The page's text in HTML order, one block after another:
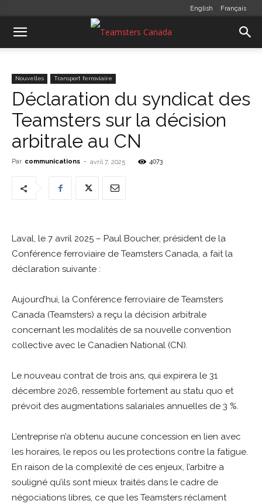
English Français
Nouvelles Transport ferroviaire
Déclaration du syndicat des
Teamsters sur la décision
arbitrale au CN
Par communications - avril 7, 2025 4073
Laval, le 7 avril 2025 – Paul Boucher, président de la
Conférence ferroviaire de Teamsters Canada, a fait la
déclaration suivante :
Aujourd’hui, la Conférence ferroviaire de Teamsters
Canada (Teamsters) a reçu la décision arbitrale
concernant les modalités de sa nouvelle convention
collective avec le Canadien National (CN).
Le nouveau contrat de trois ans, qui expirera le 31
décembre 2026, ressemble fortement au statu quo et
prévoit des augmentations salariales annuelles de 3 %.
L’entreprise n’a obtenu aucune concession en lien avec
les horaires, le repos ou les protections contre la fatigue.
En raison de la complexité de ces enjeux, l’arbitre a
souligné qu’ils sont mieux traités dans le cadre de
négociations libres, ce que les Teamsters réclament